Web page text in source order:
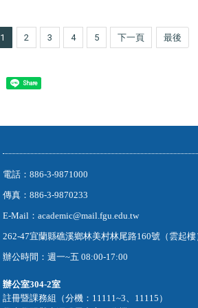
1 2 3 4 5 下一頁 最後
Share
電話：886-3-9871000
傳真：886-3-9870233
E-Mail：academic@mail.fgu.edu.tw
262-47宜蘭縣礁溪鄉林美村林尾路160號（雲起
辦公時間：週一~五 08:00-17:00
辦公室304-2室
註冊暨課務組（分機：11111~3、11115）